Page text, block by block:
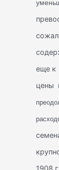
еще к
цены